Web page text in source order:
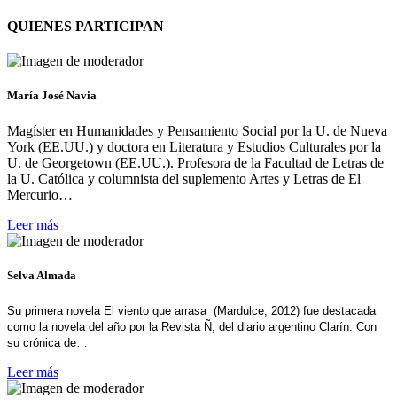
QUIENES PARTICIPAN
María José Navia
Magíster en Humanidades y Pensamiento Social por la U. de Nueva
York (EE.UU.) y doctora en Literatura y Estudios Culturales por la
U. de Georgetown (EE.UU.). Profesora de la Facultad de Letras de
la U. Católica y columnista del suplemento Artes y Letras de El
Mercurio…
Leer más
Selva Almada
Su primera novela El viento que arrasa (Mardulce, 2012) fue destacada
como la novela del año por la Revista Ñ, del diario argentino Clarín. Con
su crónica de…
Leer más